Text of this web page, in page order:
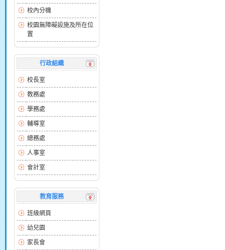
校內分機
校園無障礙設施及所在位
置
行政組織
校長室
教務處
學務處
輔導室
總務處
人事室
會計室
教育服務
班級網頁
幼兒園
家長會